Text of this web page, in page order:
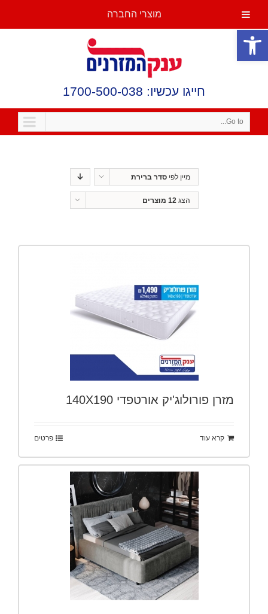
פתח סרגל נגישות
חייגו עכשיו: 1700-500-038
Go to...
מיין לפיסדר ברירת
מחדל
הצג12 מוצרים
מזרן פורולוג'יק אורטפדי 140X190
קרא עוד פרטים
מוצרי החברה